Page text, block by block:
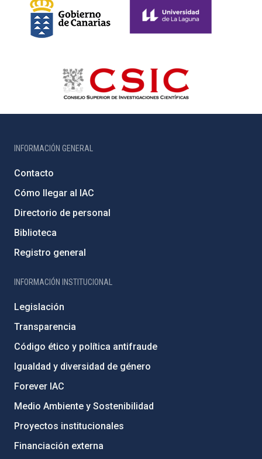
INFORMACIÓN GENERAL
Contacto
Cómo llegar al IAC
Directorio de personal
Biblioteca
Registro general
INFORMACIÓN INSTITUCIONAL
Legislación
Transparencia
Código ético y política antifraude
Igualdad y diversidad de género
Forever IAC
Medio Ambiente y Sostenibilidad
Proyectos institucionales
Financiación externa